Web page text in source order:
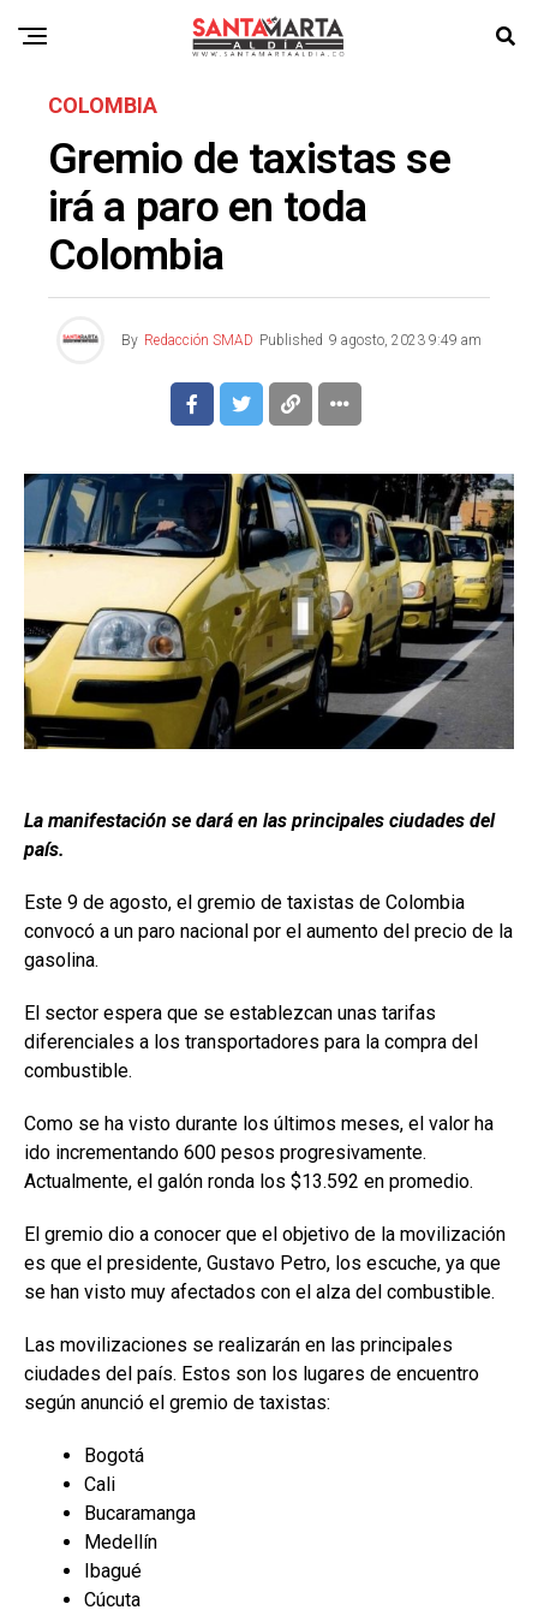
COLOMBIA
Gremio de taxistas se
irá a paro en toda
Colombia
By Redacción SMAD Published 9 agosto, 2023 9:49 am
La manifestación se dará en las principales ciudades del
país.
Este 9 de agosto, el gremio de taxistas de Colombia
convocó a un paro nacional por el aumento del precio de la
gasolina.
El sector espera que se establezcan unas tarifas
diferenciales a los transportadores para la compra del
combustible.
Como se ha visto durante los últimos meses, el valor ha
ido incrementando 600 pesos progresivamente.
Actualmente, el galón ronda los $13.592 en promedio.
El gremio dio a conocer que el objetivo de la movilización
es que el presidente, Gustavo Petro, los escuche, ya que
se han visto muy afectados con el alza del combustible.
Las movilizaciones se realizarán en las principales
ciudades del país. Estos son los lugares de encuentro
según anunció el gremio de taxistas:
Bogotá
Cali
Bucaramanga
Medellín
Ibagué
Cúcuta